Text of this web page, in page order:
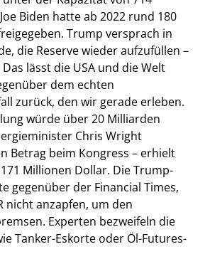
Biden hatte ab 2022 rund 180
Trump versprach in
die Reserve wieder aufzufüllen –
lässt die USA und die Welt
dem echten
zurück, den wir gerade erleben.
würde über 20 Milliarden
Chris Wright
Betrag beim Kongress – erhielt
Millionen Dollar. Die Trump-
gegenüber der Financial Times,
nicht anzapfen, um den
Experten bezweifeln die
Tanker-Eskorte oder Öl-Futures-